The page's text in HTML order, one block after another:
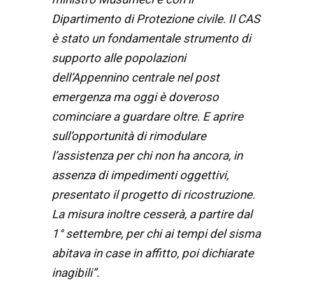
Dipartimento di Protezione civile. Il CAS
è stato un fondamentale strumento di
supporto alle popolazioni
dell’Appennino centrale nel post
emergenza ma oggi è doveroso
cominciare a guardare oltre. E aprire
sull’opportunità di rimodulare
l’assistenza per chi non ha ancora, in
assenza diimpedimenti oggettivi,
presentato il progetto di ricostruzione.
La misura inoltre cesserà, a partire dal
1° settembre, per chi ai tempi del sisma
abitava in case in affitto, poi dichiarate
inagibili”.